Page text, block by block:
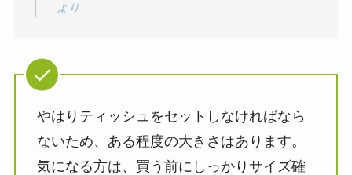
より
やはりティッシュをセットしなければなら
ないため、ある程度の大きさはあります。
気になる方は、買う前にしっかりサイズ確